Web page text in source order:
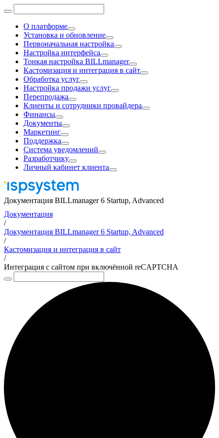
О платформе
Установка и обновление
Первоначальная настройка
Настройка интерфейса
Тонкая настройка BILLmanager
Кастомизация и интеграция в сайт
Обработка услуг
Настройка продажи услуг
Перепродажа
Клиенты и сотрудники провайдера
Финансы
Документы
Маркетинг
Поддержка
Система уведомлений
Разработчику
Личный кабинет клиента
Документация BILLmanager 6 Startup, Advanced
Документация
/
Документация BILLmanager 6 Startup, Advanced
/
Кастомизация и интеграция в сайт
/
Интеграция с сайтом при включённой reCAPTCHA